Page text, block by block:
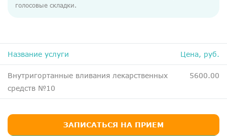
Чекапы
Главная
Новости
Контакты
голосовые складки.
Название услуги Цена, руб.
Внутригортанные вливания лекарственных
средств №10
5600.00
ЗАПИСАТЬСЯ НА ПРИЕМ